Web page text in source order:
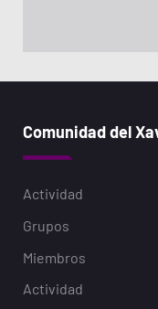
Comunidad del
Actividad
Grupos
Miembros
Actividad